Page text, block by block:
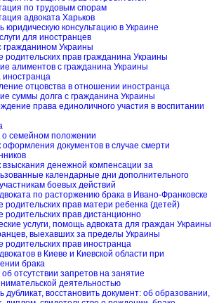
по трудовым спорам
адвоката Харьков
юридическую консультацию в Украине
для иностранцев
гражданином Украины
прав гражданина Украины
алиментов с гражданина Украины
иностранца
отцовства в отношении иностранца
суммы долга с гражданина Украины
права единоличного участия в воспитании
о семейном положении
оформления документов в случае смерти
взыскания денежной компенсации за
календарные дни дополнительного
боевых действий
по расторжению брака в Ивано-Франковске
прав матери ребенка (детей)
родительских прав дистанционно
услуги, помощь адвоката для граждан Украины
выехавших за пределы Украины
родительских прав иностранца
в Киеве и Киевской области при
брака
отсутствии запретов на занятие
деятельностью
дубликат, восстановить документ: об образовании,